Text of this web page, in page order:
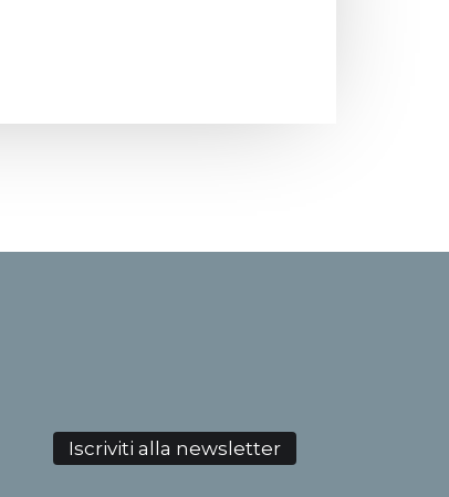
Iscriviti alla newsletter